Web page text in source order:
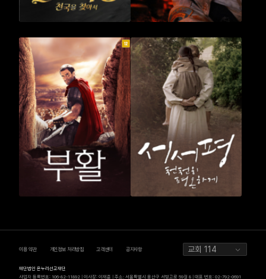
이용 약관 개인정보 처리방침 고객센터 공지사항 교회 114
재단법인 온누리선교재단
사업자 등록번호: 106-82-11892 | 이사장: 이재훈 | 주소: 서울특별시 용산구 서빙고로 59길 8 | 대표 번호: 02-792-0691